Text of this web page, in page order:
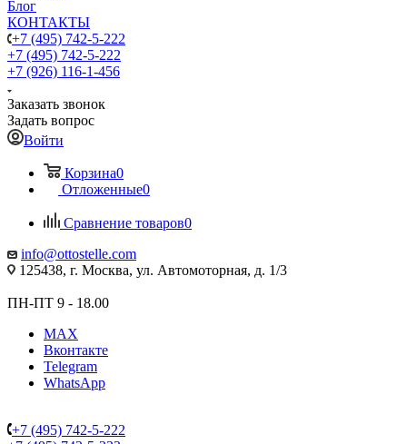
Блог
КОНТАКТЫ
+7 (495) 742-5-222
+7 (495) 742-5-222
+7 (926) 116-1-456
Заказать звонок
Задать вопрос
Войти
Корзина0
Отложенные0
Сравнение товаров0
info@ottostelle.com
125438, г. Москва, ул. Автомоторная, д. 1/3
ПН-ПТ 9 - 18.00
MAX
Вконтакте
Telegram
WhatsApp
+7 (495) 742-5-222